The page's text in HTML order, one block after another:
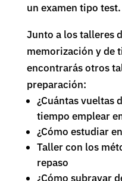
un examen tipo test.
Junto a los talleres
memorización y de
encontrarás otros
preparación:
¿Cuántas vueltas
tiempo emplear
¿Cómo estudiar
Taller con los
repaso
¿Cómo subrayar